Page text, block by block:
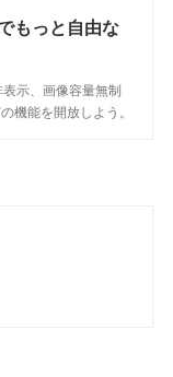
もっと自由な
示、画像容量無制
機能を開放しよう。